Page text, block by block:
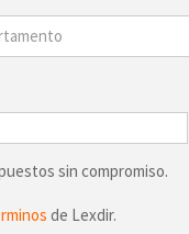
sin compromiso.
de Lexdir.